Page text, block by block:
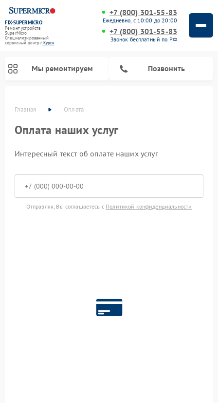
FIX-SUPERMICRO
Ремонт устройств
SuperMicro
Специализированный
cервисный центр г.Курск
+7 (800) 301-55-83
Ежедневно, с 10:00 до 20:00
+7 (800) 301-55-83
Звонок бесплатный по РФ
Мы ремонтируем Позвонить
Главная Оплата
Оплата наших услуг
Интересный текст об оплате наших услуг
Отправляя, Вы соглашаетесь с Политикой конфиденциальности